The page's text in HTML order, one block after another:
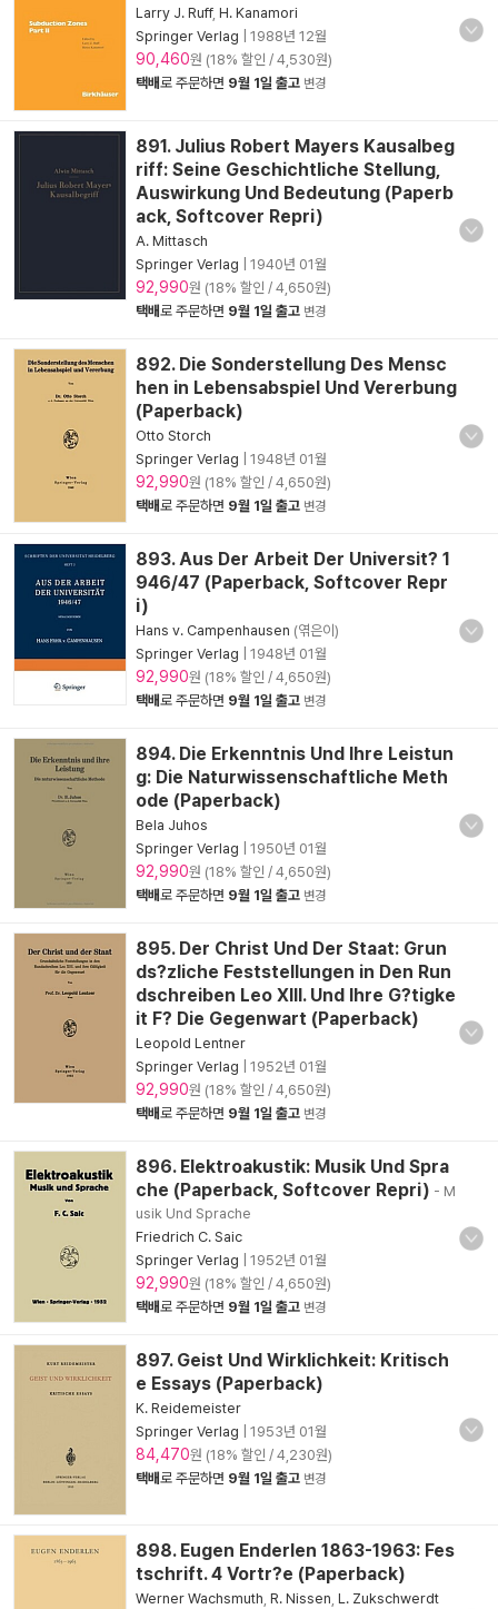
Larry J. Ruff, H. Kanamori
Springer Verlag
1988년 12월
90,460원 (18% 할인 / 4,530원)
택배로 주문하면 9월 1일 출고 변경
891. Julius Robert Mayers Kausalbeg
riff: Seine Geschichtliche Stellung,
Auswirkung Und Bedeutung (Paperb
ack, Softcover Repri)
A. Mittasch
Springer Verlag
1940년 01월
92,990원 (18% 할인 / 4,650원)
택배로 주문하면 9월 1일 출고 변경
892. Die Sonderstellung Des Mensc
hen in Lebensabspiel Und Vererbung
(Paperback)
Otto Storch
Springer Verlag
1948년 01월
92,990원 (18% 할인 / 4,650원)
택배로 주문하면 9월 1일 출고 변경
893. Aus Der Arbeit Der Universit? 1
946/47 (Paperback, Softcover Repr
i)
Hans v. Campenhausen (엮은이)
Springer Verlag
1948년 01월
92,990원 (18% 할인 / 4,650원)
택배로 주문하면 9월 1일 출고 변경
894. Die Erkenntnis Und Ihre Leistun
g: Die Naturwissenschaftliche Meth
ode (Paperback)
Bela Juhos
Springer Verlag
1950년 01월
92,990원 (18% 할인 / 4,650원)
택배로 주문하면 9월 1일 출고 변경
895. Der Christ Und Der Staat: Grun
ds?zliche Feststellungen in Den Run
dschreiben Leo XIII. Und Ihre G?tigke
it F? Die Gegenwart (Paperback)
Leopold Lentner
Springer Verlag
1952년 01월
92,990원 (18% 할인 / 4,650원)
택배로 주문하면 9월 1일 출고 변경
896. Elektroakustik: Musik Und Spra
che (Paperback, Softcover Repri) - M
usik Und Sprache
Friedrich C. Saic
Springer Verlag
1952년 01월
92,990원 (18% 할인 / 4,650원)
택배로 주문하면 9월 1일 출고 변경
897. Geist Und Wirklichkeit: Kritisch
e Essays (Paperback)
K. Reidemeister
Springer Verlag
1953년 01월
84,470원 (18% 할인 / 4,230원)
택배로 주문하면 9월 1일 출고 변경
898. Eugen Enderlen 1863-1963: Fes
tschrift. 4 Vortr?e (Paperback)
Werner Wachsmuth R. Nissen L. Zukschwerdt